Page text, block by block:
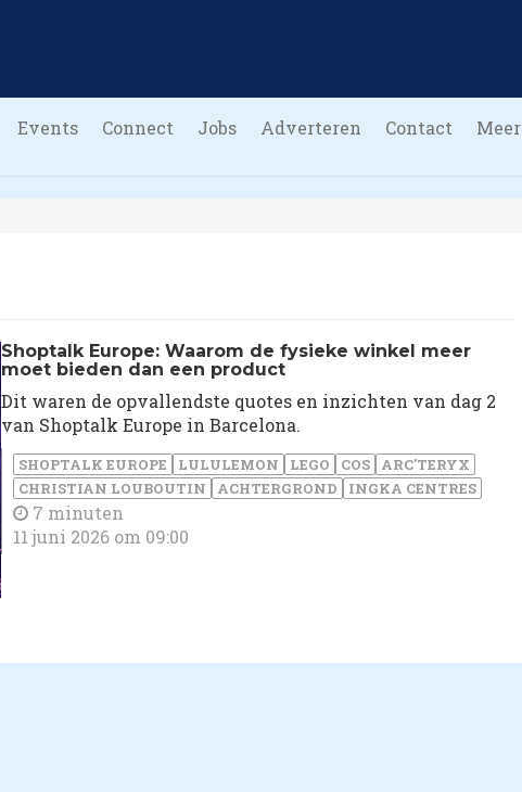
Events Connect Jobs Adverteren Contact Meer
Shoptalk Europe: Waarom de fysieke winkel meer
moet bieden dan een product
Dit waren de opvallendste quotes en inzichten van dag 2
van Shoptalk Europe in Barcelona.
SHOPTALK EUROPE LULULEMON LEGO COS
ARC'TERYX
CHRISTIAN LOUBOUTIN
ACHTERGROND INGKA CENTRES
7 minuten
11 juni 2026 om 09:00